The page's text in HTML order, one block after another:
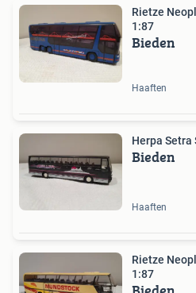
Rietze
1:87
Bieden
Haaften
Herpa Setra
Bieden
Haaften
Rietze
1:87